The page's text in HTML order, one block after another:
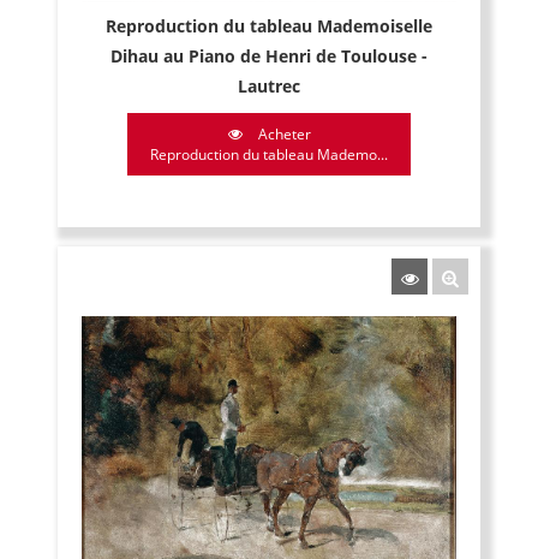
Reproduction du tableau Mademoiselle
Dihau au Piano de Henri de Toulouse -
Lautrec
Acheter
Reproduction du tableau Mademo...